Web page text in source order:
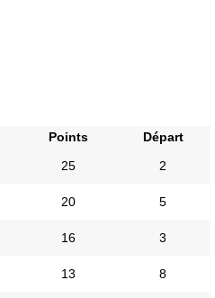
Points
Départ
25 2
20 5
16 3
13
8